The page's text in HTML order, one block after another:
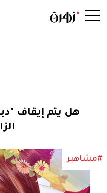
هل يتم إيقاف
#مشاهير